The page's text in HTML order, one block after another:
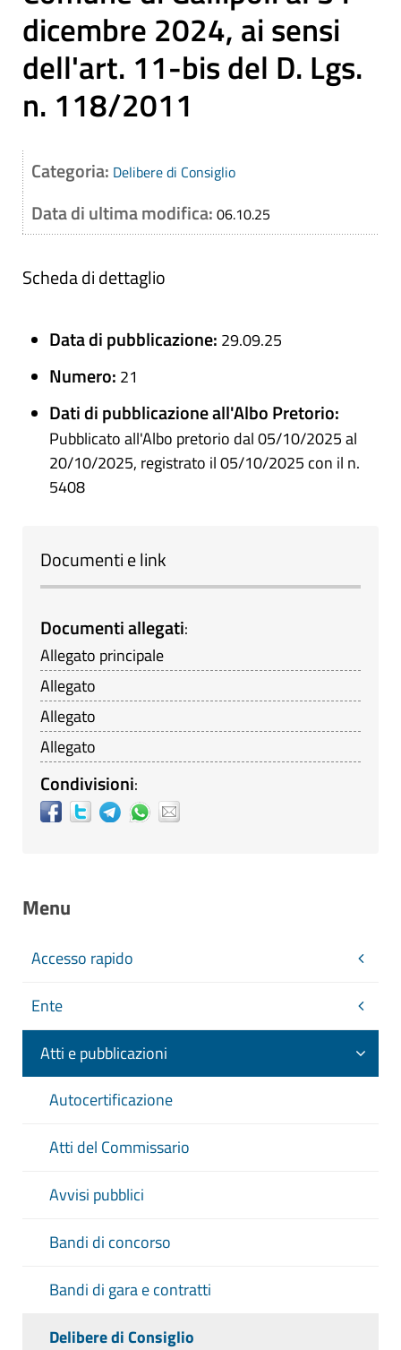
dicembre 2024, ai sensi
dell'art. 11-bis del D. Lgs.
n. 118/2011
Categoria: Delibere di Consiglio
Data di ultima modifica: 06.10.25
Scheda di dettaglio
Data di pubblicazione: 29.09.25
Numero: 21
Dati di pubblicazione all'Albo Pretorio:
Pubblicato all'Albo pretorio dal 05/10/2025 al
20/10/2025, registrato il 05/10/2025 con il n.
5408
Documenti e link
Documenti allegati:
Allegato principale
Allegato
Allegato
Allegato
Condivisioni:
Menu
Accesso rapido
Ente
Atti e pubblicazioni
Autocertificazione
Atti del Commissario
Avvisi pubblici
Bandi di concorso
Bandi di gara e contratti
Delibere di Consiglio